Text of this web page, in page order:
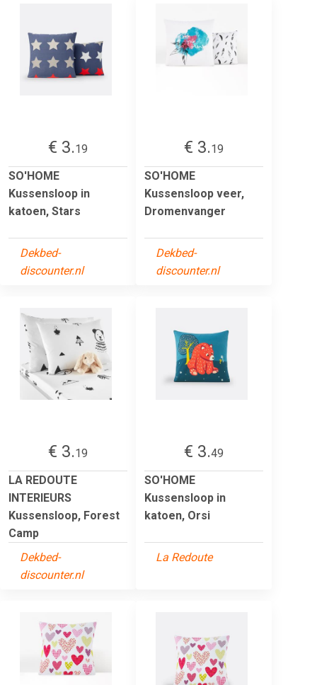
€ 3.19
SO'HOME
Kussensloop in
katoen, Stars
Dekbed-
discounter.nl
€ 3.19
SO'HOME
Kussensloop veer,
Dromenvanger
Dekbed-
discounter.nl
€ 3.19
LA REDOUTE
INTERIEURS
Kussensloop, Forest
Camp
Dekbed-
discounter.nl
€ 3.49
SO'HOME
Kussensloop in
katoen, Orsi
La Redoute